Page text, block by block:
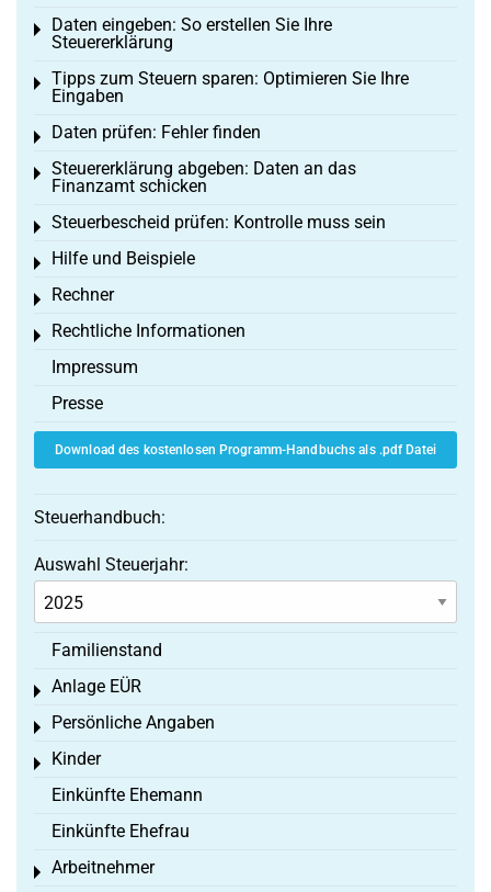
Daten eingeben: So erstellen Sie Ihre
Steuererklärung
Toggle menu
Tipps zum Steuern sparen: Optimieren Sie Ihre
Eingaben
Toggle menu
Daten prüfen: Fehler finden
Toggle menu
Steuererklärung abgeben: Daten an das
Finanzamt schicken
Toggle menu
Steuerbescheid prüfen: Kontrolle muss sein
Toggle menu
Hilfe und Beispiele
Toggle menu
Rechner
Toggle menu
Rechtliche Informationen
Toggle menu
Impressum
Presse
Download des kostenlosen Programm-Handbuchs als .pdf Datei
Steuerhandbuch:
Auswahl Steuerjahr:
Familienstand
Anlage EÜR
Toggle menu
Persönliche Angaben
Toggle menu
Kinder
Toggle menu
Einkünfte Ehemann
Einkünfte Ehefrau
Arbeitnehmer
Toggle menu